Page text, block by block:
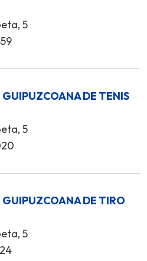
5
DE TENIS
5
GUIPUZCOANA DE TIRO
5